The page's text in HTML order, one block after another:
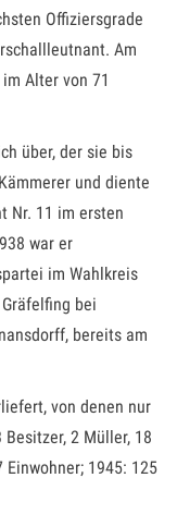
Offiziersgrade
Am
Alter von 71
über, der sie bis
und diente
Nr. 11 im ersten
war er
im Wahlkreis
bei
bereits am
von denen nur
2 Müller, 18
Einwohner; 1945: 125